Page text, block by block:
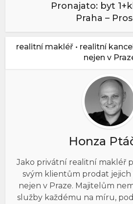
Pronajato: byt
Praha –
realitní makléř • realitní
nejen v
Honza
Jako privátní realitní makléř
svým klientům prodat jejich
nejen v Praze. Majitelům
služby každému na míru,